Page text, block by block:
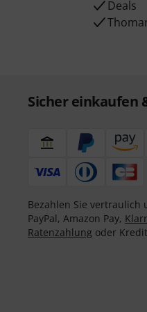
Deals
Sicher einkaufen
Bezahlen Sie vertraulich
PayPal, Amazon Pay,
Ratenzahlung oder